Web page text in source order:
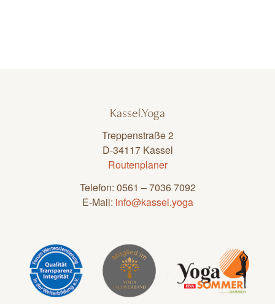
Kassel.Yoga
Treppenstraße 2
D-34117 Kassel
Routenplaner
Telefon: 0561 – 7036 7092
E-Mail: info@kassel.yoga